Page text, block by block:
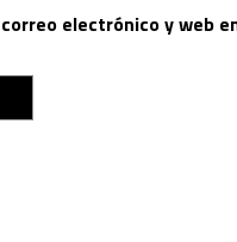
electrónico y web